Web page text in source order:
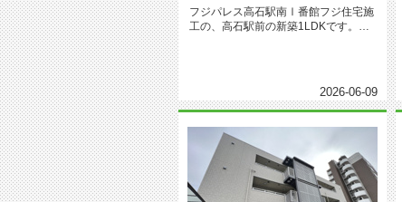
フジパレス高石駅南Ⅰ番館フジ住宅施
工の、高石駅前の新築1LDKです。
2026-06-09